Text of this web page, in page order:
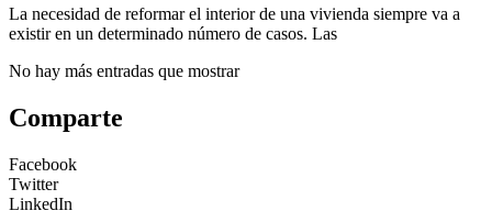
La necesidad de reformar el interior de una vivienda siempre va a
existir en un determinado número de casos. Las
No hay más entradas que mostrar
Comparte
Facebook
Twitter
LinkedIn